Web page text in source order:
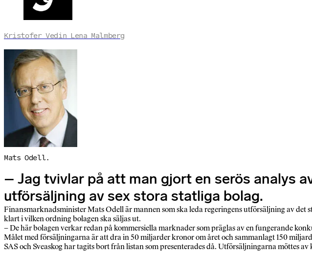
Kristofer Vedin Lena Malmberg
Mats Odell.
– Jag tvivlar på att man gjort en serös analys
utförsäljning av sex stora statliga bolag.
Finansmarknadsminister Mats Odell är mannen som ska leda regeringens utförsäljning av
klart i vilken ordning bolagen ska säljas ut.
– De här bolagen verkar redan på kommersiella marknader som präglas av en fungerande
Målet med försäljningarna är att dra in 50 miljarder kronor om året och sammanlagt 150
SAS och Sveaskog har tagits bort från listan som presenterades då. Utförsäljningarna möttes